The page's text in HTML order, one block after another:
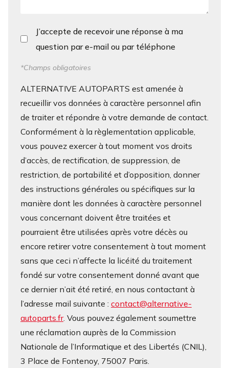
J’accepte de recevoir une réponse à ma
question par e-mail ou par téléphone
*Champs obligatoires
ALTERNATIVE AUTOPARTS est amenée à
recueillir vos données à caractère personnel afin
de traiter et répondre à votre demande de contact.
Conformément à la règlementation applicable,
vous pouvez exercer à tout moment vos droits
d’accès, de rectification, de suppression, de
restriction, de portabilité et d’opposition, donner
des instructions générales ou spécifiques sur la
manière dont les données à caractère personnel
vous concernant doivent être traitées et
pourraient être utilisées après votre décès ou
encore retirer votre consentement à tout moment
sans que ceci n’affecte la licéité du traitement
fondé sur votre consentement donné avant que
ce dernier n’ait été retiré, en nous contactant à
l’adresse mail suivante : contact@alternative-
autoparts.fr. Vous pouvez également soumettre
une réclamation auprès de la Commission
Nationale de l’Informatique et des Libertés (CNIL),
3 Place de Fontenoy, 75007 Paris.